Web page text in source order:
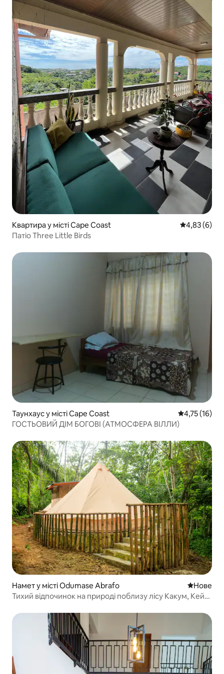
Квартира у місті Cape Coast Середня
4,83 (6)
Патіо Three Little Birds
Таунхаус у місті Cape Coast Середня
4,75 (16)
ГОСТЬОВИЙ ДІМ БОГОВІ (АТМОСФЕРА ВІЛЛИ)
Намет у місті Odumase Abrafo Нове
Нове
Тихий відпочинок на природі поблизу лісу Какум, Кейп-